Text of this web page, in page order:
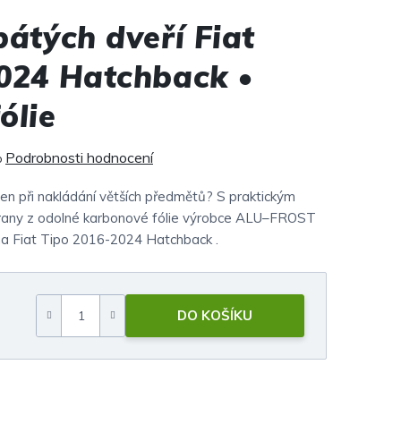
dveří Fiat
Hatchback •
Podrobnosti hodnocení
při nakládání větších předmětů? S praktickým
z odolné karbonové fólie výrobce ALU–FROST
Fiat Tipo 2016-2024 Hatchback .
Měrná cena: DO KOŠÍKU